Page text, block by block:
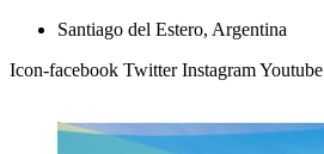
contenido
Santiago del Estero, Argentina
Icon-facebook Twitter InstagramYoutube